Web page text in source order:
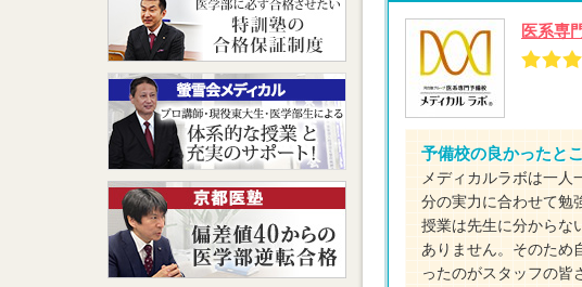
医系専
予備校の良かったと
メディカルラボは一人
分の実力に合わせて勉
授業は先生に分からな
ありません。そのため
ったのがスタッフの皆